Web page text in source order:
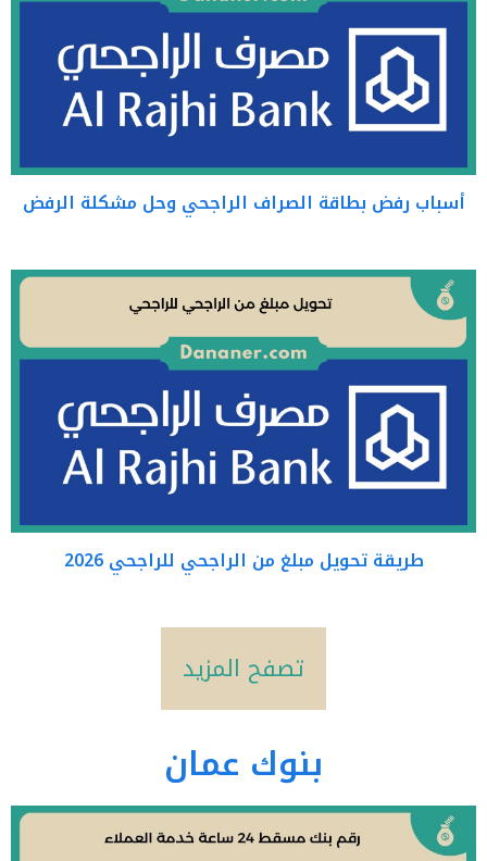
أسباب رفض بطاقة الصراف الراجحي وحل مشكلة الرفض
طريقة تحويل مبلغ من الراجحي للراجحي 2026
تصفح المزيد
بنوك عمان